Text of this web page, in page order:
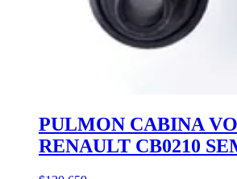
PULMON CABINA
RENAULT CB0210